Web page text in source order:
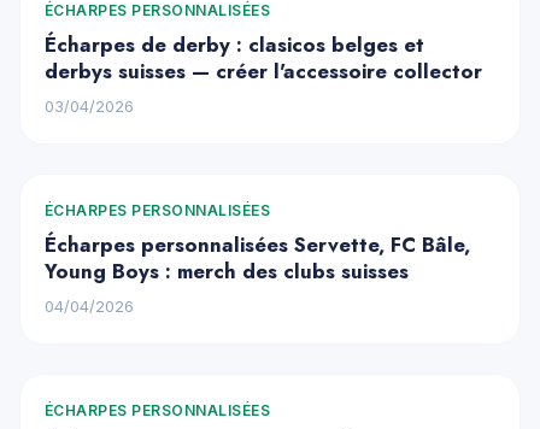
ÉCHARPES PERSONNALISÉES
Écharpes de derby : clasicos belges et
derbys suisses — créer l'accessoire collector
03/04/2026
ÉCHARPES PERSONNALISÉES
Écharpes personnalisées Servette, FC Bâle,
Young Boys : merch des clubs suisses
04/04/2026
ÉCHARPES PERSONNALISÉES